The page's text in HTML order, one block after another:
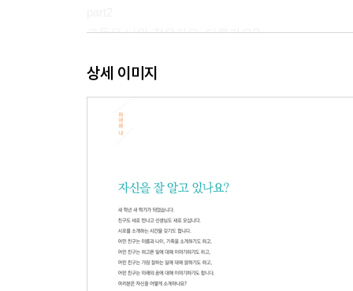
그들은 나와 같은가요, 다른가요?
동일성과 차이성 | 내 안에 누가 있어요
세계와 나 그리고 존재 | 나는 정말 나일까요?
나와 다른 사람들 | 그들은 누구인가요?
차이와 차별 | 우리는 무엇을 비교하나요?
세상은 어떤 모습인가요?
세계에 대한 이해
공간의 인식 | 그곳에는 무엇이 있나요?
존재와 역할 | 있어야 할 것과 없어야 할 것은 무엇
상세 이미지